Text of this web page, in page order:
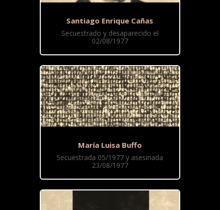
Santiago Enrique Cañas
Secuestrado y desaparecido el
02/08/1977
María Luisa Buffo
Secuestrada 05/1977 y asesinada
23/08/1977